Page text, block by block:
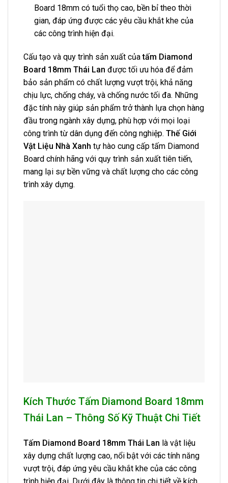
Board 18mm có tuổi thọ cao, bền bỉ theo thời
gian, đáp ứng được các yêu cầu khắt khe của
các công trình hiện đại.
Cấu tạo và quy trình sản xuất củatấm Diamond
Board 18mm Thái Lan được tối ưu hóa để đảm
bảo sản phẩm có chất lượng vượt trội, khả năng
chịu lực, chống cháy, và chống nước tối đa. Những
đặc tính này giúp sản phẩm trở thành lựa chọn hàng
đầu trong ngành xây dựng, phù hợp với mọi loại
công trình từ dân dụng đến công nghiệp. Thế Giới
Vật Liệu Nhà Xanh tự hào cung cấp tấm Diamond
Board chính hãng với quy trình sản xuất tiên tiến,
mang lại sự bền vững và chất lượng cho các công
trình xây dựng.
Kích Thước Tấm Diamond Board 18mm
Thái Lan – Thông Số Kỹ Thuật Chi Tiết
Tấm Diamond Board 18mm Thái Lan là vật liệu
xây dựng chất lượng cao, nổi bật với các tính năng
vượt trội, đáp ứng yêu cầu khắt khe của các công